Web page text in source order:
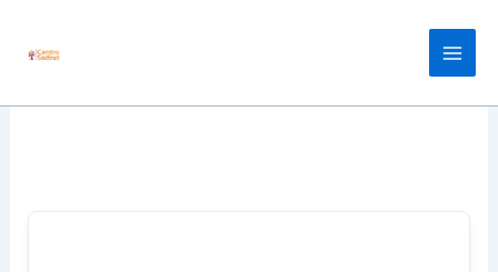
contenido
Main